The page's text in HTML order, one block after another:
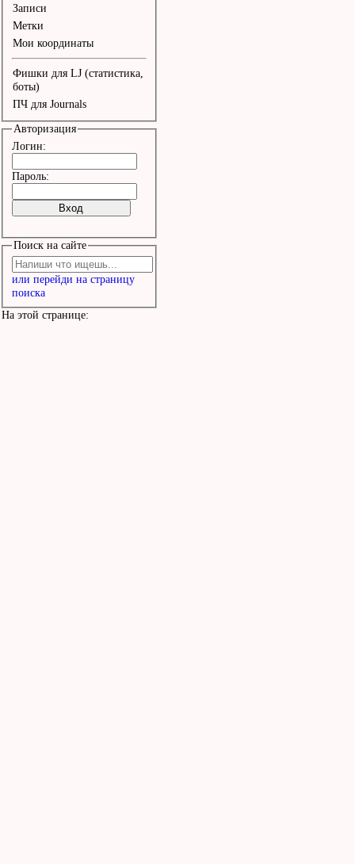
Записи
Метки
Мои координаты
Фишки для LJ (статистика,
боты)
ПЧ для Journals
Авторизация
Логин:
Пароль:
Поиск на сайте
или перейди на страницу
поиска
На этой странице: